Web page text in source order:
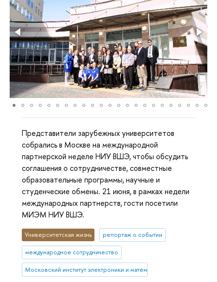
Представители зарубежных университетов
собрались в Москве на международной
партнерской неделе НИУ ВШЭ, чтобы обсудить
соглашения о сотрудничестве, совместные
образовательные программы, научные и
студенческие обмены. 21 июня, в рамках недели
международных партнерств, гости посетили
МИЭМ НИУ ВШЭ.
Университетская жизнь репортаж о событии
международное сотрудничество
Московский институт электроники и математики им. А.Н. Тихонова